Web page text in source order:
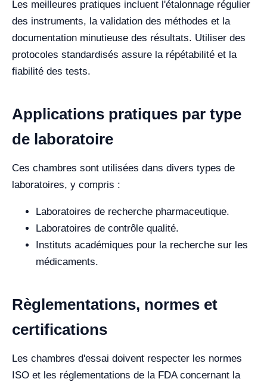
Les meilleures pratiques incluent l'étalonnage régulier
des instruments, la validation des méthodes et la
documentation minutieuse des résultats. Utiliser des
protocoles standardisés assure la répétabilité et la
fiabilité des tests.
Applications pratiques par type
de laboratoire
Ces chambres sont utilisées dans divers types de
laboratoires, y compris :
Laboratoires de recherche pharmaceutique.
Laboratoires de contrôle qualité.
Instituts académiques pour la recherche sur les
médicaments.
Règlementations, normes et
certifications
Les chambres d'essai doivent respecter les normes
ISO et les réglementations de la FDA concernant la